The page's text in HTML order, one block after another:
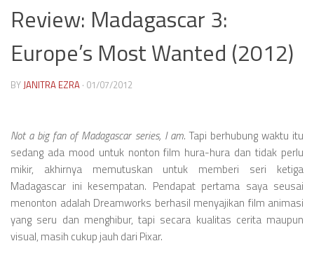
Reviews
Year
2011
2013
2014
2015
Videos
Television
Batman v Superman
Fantastic Four
Review: Madagascar 3:
Europe’s Most Wanted (2012)
BYJANITRA EZRA · 01/07/2012
Not a big fan of Madagascar series, I am. Tapi berhubung waktu itu
sedang ada mood untuk nonton film hura-hura dan tidak perlu
mikir, akhirnya memutuskan untuk memberi seri ketiga
Madagascar ini kesempatan. Pendapat pertama saya seusai
menonton adalah Dreamworks berhasil menyajikan film animasi
yang seru dan menghibur, tapi secara kualitas cerita maupun
visual, masih cukup jauh dari Pixar.